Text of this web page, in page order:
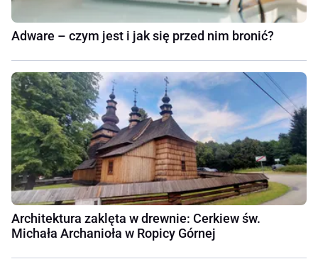
Adware – czym jest i jak się przed nim bronić?
Architektura zaklęta w drewnie: Cerkiew św.
Michała Archanioła w Ropicy Górnej